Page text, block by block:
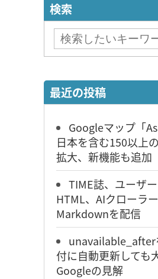
検索
最近の投稿
Googleマップ「
日本を含む150以上
拡大、新機能も追加
TIME誌、ユーザ
HTML、AIクローラ
Markdownを配信
unavailable_after
付に自動更新しても
Googleの見解